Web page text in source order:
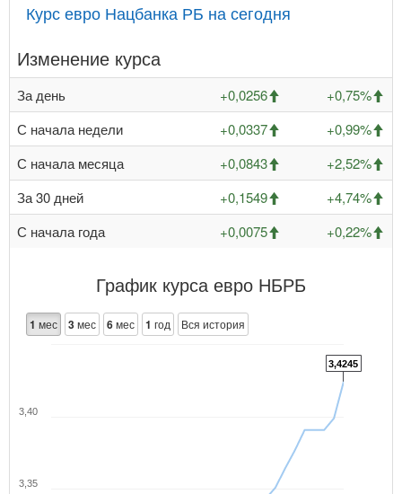
Курс евро Нацбанка РБ на сегодня
Изменение курса
За день +0,0256
+0,75%
С начала недели
+0,0337
+0,99%
С начала месяца
+0,0843
+2,52%
За 30 дней
+0,1549
+4,74%
С начала года
+0,0075 +0,22%
График курса евро НБРБ
1 мес 3мес 6мес 1 год Вся история
3,4245
3,35
3,40